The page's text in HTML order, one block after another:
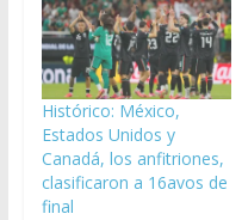
Histórico: México,
Estados Unidos y
Canadá, los anfitriones,
clasificaron a 16avos de
final